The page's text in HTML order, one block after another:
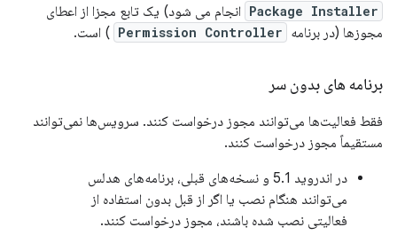
Package Installer انجام می شود) یک تابع مجزا از اعطای
مجوزها (در برنامه Permission Controller ) است.
برنامه های بدون سر
فقط فعالیت‌ها می‌توانند مجوز درخواست کنند. سرویس‌ها نمی‌توانند
مستقیماً مجوز درخواست کنند.
در اندروید 5.1 و نسخه‌های قبلی، برنامه‌های هدلس
می‌توانند هنگام نصب یا اگر از قبل بدون استفاده از
فعالیتی نصب شده باشند، مجوز درخواست کنند.